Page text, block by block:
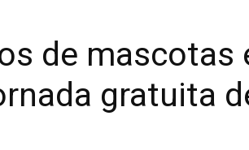
de mascotas
gratuita